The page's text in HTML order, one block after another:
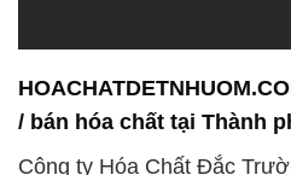
/ bán hóa chất tại Thành
Công ty Hóa Chất Đắc